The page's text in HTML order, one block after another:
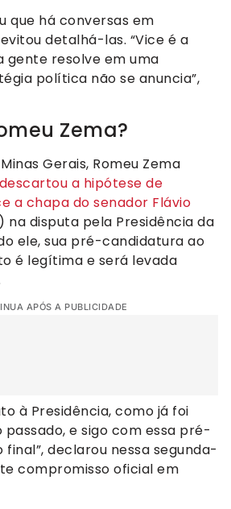
que há conversas em
detalhá-las. “Vice é a
gente resolve em uma
política não se anuncia”,
Zema?
Gerais, Romeu Zema
a hipótese de
a chapa do senador Flávio
na disputa pela Presidência da
ele, sua pré-candidatura ao
é legítima e será levada
APÓS A PUBLICIDADE
à Presidência, como já foi
passado, e sigo com essa pré-
declarou nessa segunda-
compromisso oficial em